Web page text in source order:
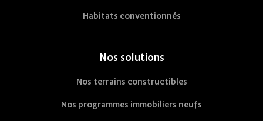
Habitats conventionnés
Nos solutions
Nos terrains constructibles
Nos programmes immobiliers neufs